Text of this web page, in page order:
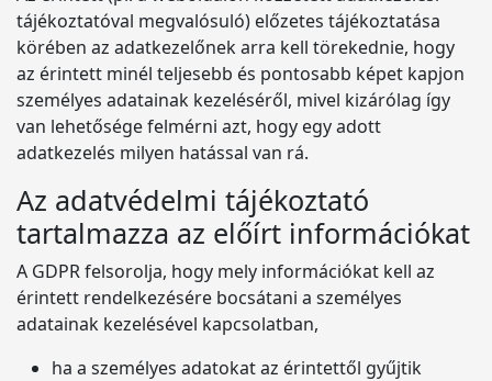
tájékoztatóval megvalósuló) előzetes tájékoztatása
körében az adatkezelőnek arra kell törekednie, hogy
az érintett minél teljesebb és pontosabb képet kapjon
személyes adatainak kezeléséről, mivel kizárólag így
van lehetősége felmérni azt, hogy egy adott
adatkezelés milyen hatással van rá.
Az adatvédelmi tájékoztató
tartalmazza az előírt információkat
A GDPR felsorolja, hogy mely információkat kell az
érintett rendelkezésére bocsátani a személyes
adatainak kezelésével kapcsolatban,
ha a személyes adatokat az érintettől gyűjtik